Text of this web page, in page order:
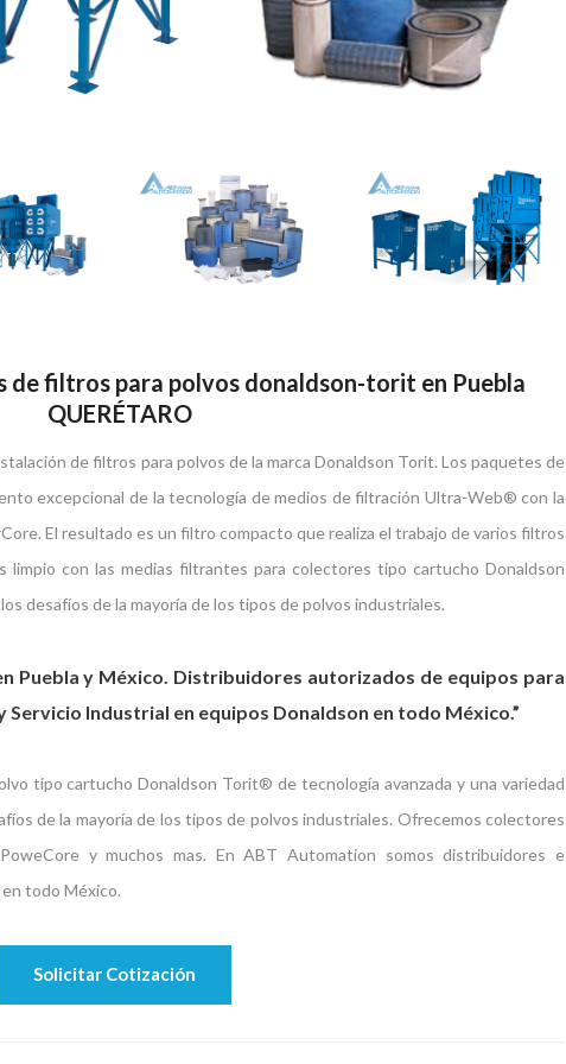
filtros para polvos donaldson-torit en Puebla
QUERÉTARO
de filtros para polvos de la marca Donaldson Torit. Los paquetes de
excepcional de la tecnología de medios de filtración Ultra-Web® con la
El resultado es un filtro compacto que realiza el trabajo de varios filtros
limpio con las medias filtrantes para colectores tipo cartucho Donaldson
desafíos de la mayoría de los tipos de polvos industriales.
Puebla y México. Distribuidores autorizados de equipos para
Industrial en equipos Donaldson en todo México.”
tipo cartucho Donaldson Torit® de tecnología avanzada y una variedad
de la mayoría de los tipos de polvos industriales. Ofrecemos colectores
y muchos mas. En ABT Automation somos distribuidores e
todo México.
Solicitar Cotización